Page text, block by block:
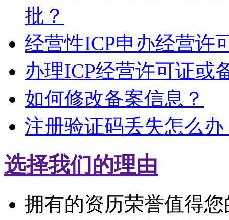
批？
经营性ICP申办经营许
办理ICP经营许可证或
如何修改备案信息？
注册验证码丢失怎么办
选择我们的理由
拥有的资历荣誉值得